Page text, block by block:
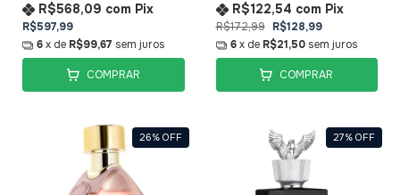
R$597,99
R$568,09 com Pix
6x de R$99,67 sem juros
COMPRAR
R$172,99 R$128,99
R$122,54 com Pix
6 x de R$21,50 sem juros
COMPRAR
26% OFF 27% OFF